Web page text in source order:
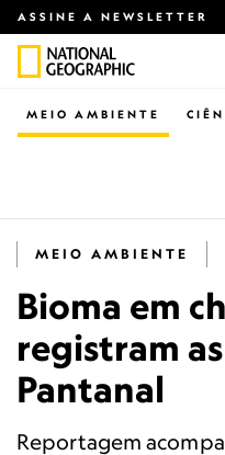
ASSINE A NEWSLETTER
MEIO AMBIENTE
MEIO AMBIENTE
Bioma em
registram
Pantanal
Reportagem